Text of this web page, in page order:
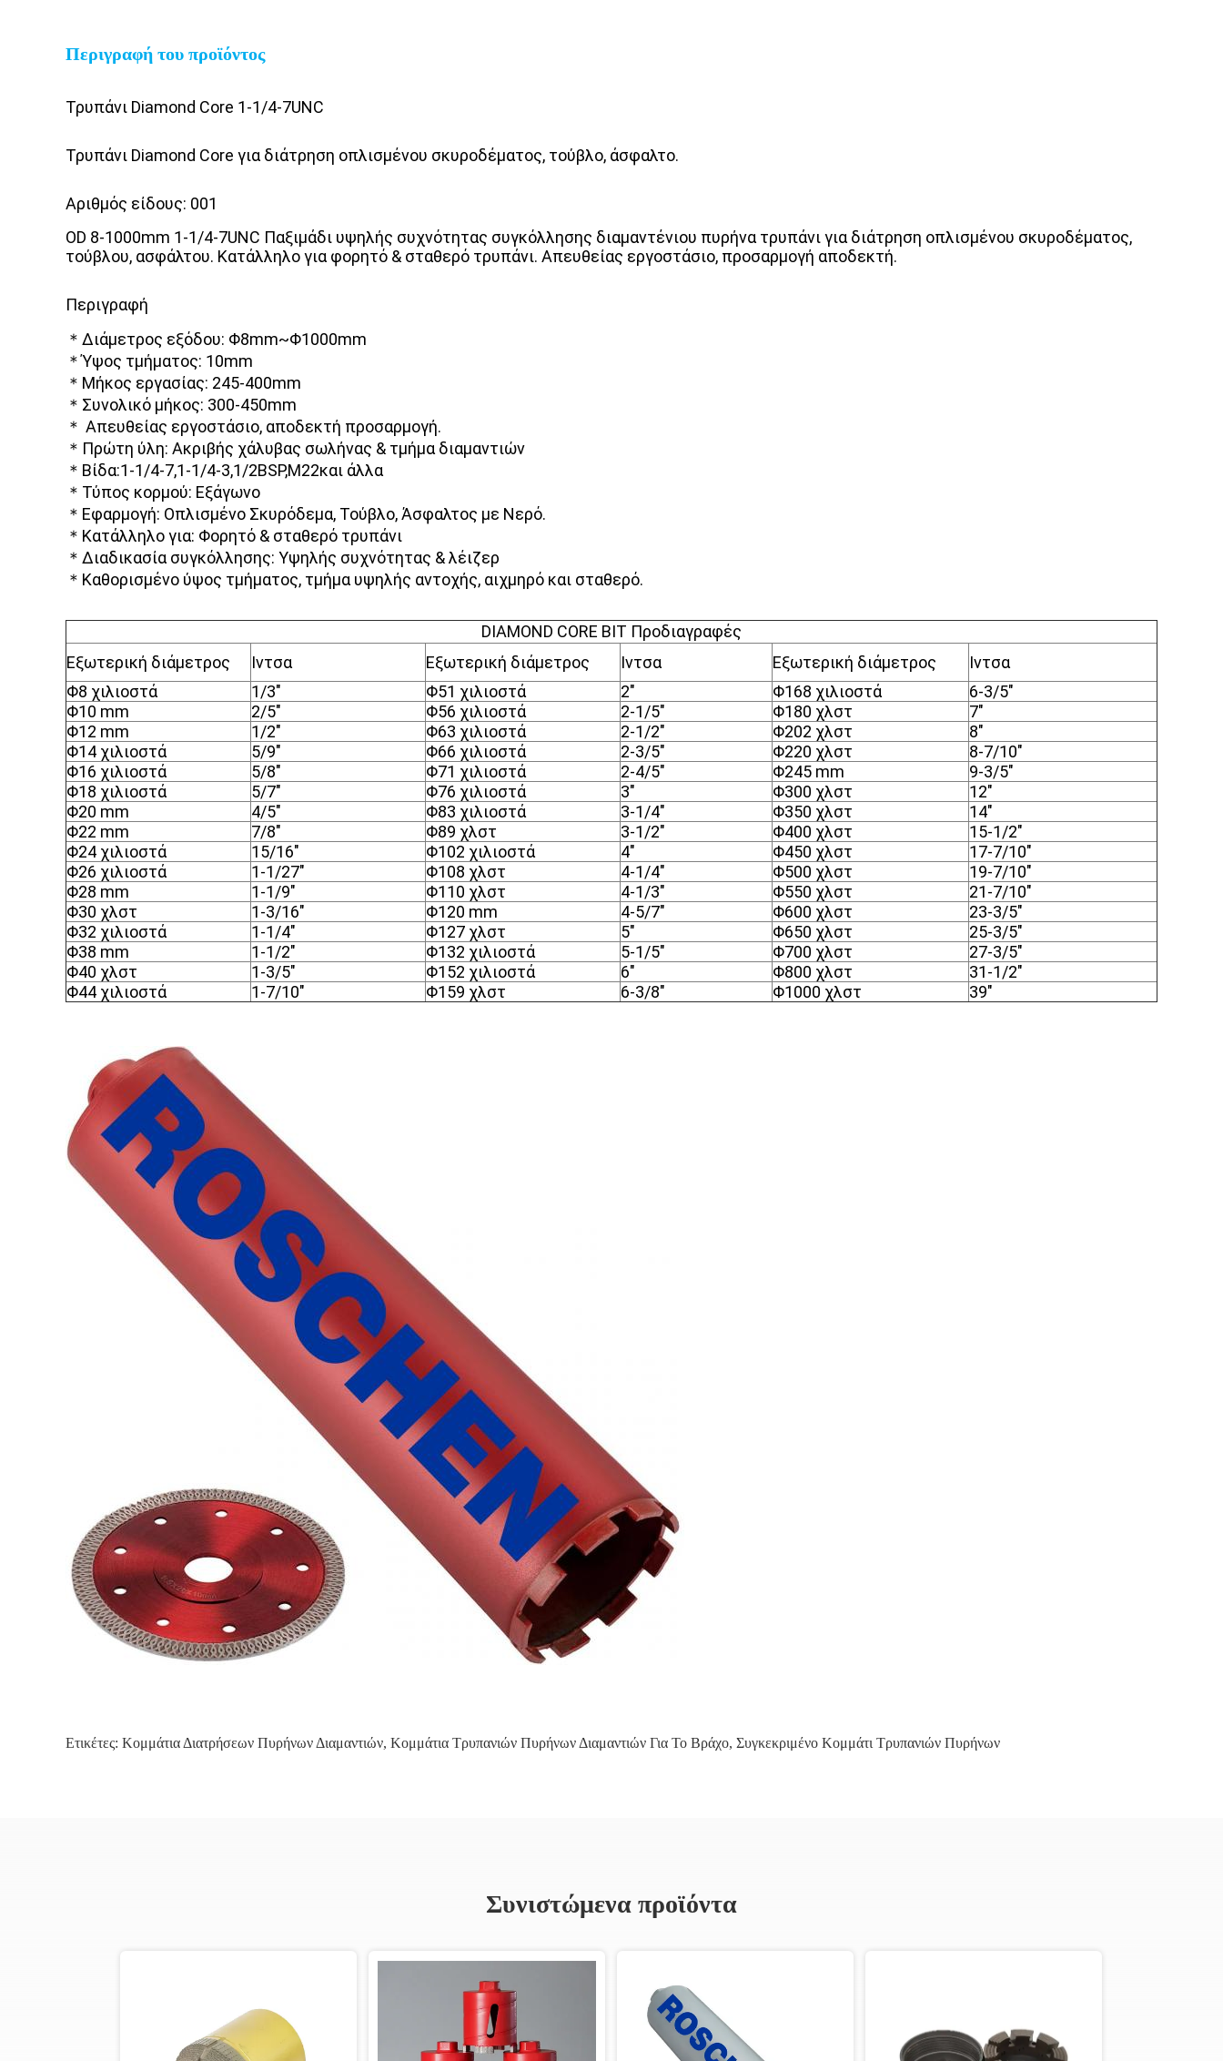
Περιγραφή του προϊόντος
Τρυπάνι Diamond Core 1-1/4-7UNC
Τρυπάνι Diamond Core για διάτρηση οπλισμένου σκυροδέματος, τούβλο, άσφαλτο.
Αριθμός είδους: 001
OD 8-1000mm 1-1/4-7UNC Παξιμάδι υψηλής συχνότητας συγκόλλησης διαμαντένιου πυρήνα τρυπάνι για διάτρηση οπλισμένου σκυροδέματος,
τούβλου, ασφάλτου. Κατάλληλο για φορητό & σταθερό τρυπάνι. Απευθείας εργοστάσιο, προσαρμογή αποδεκτή.
Περιγραφή
＊Διάμετρος εξόδου: Φ8mm~Φ1000mm
＊Ύψος τμήματος: 10mm
＊Μήκος εργασίας: 245-400mm
＊Συνολικό μήκος: 300-450mm
＊ Απευθείας εργοστάσιο, αποδεκτή προσαρμογή.
＊Πρώτη ύλη: Ακριβής χάλυβας σωλήνας & τμήμα διαμαντιών
＊Βίδα:1-1/4-7,1-1/4-3,1/2BSP,M22και άλλα
＊Τύπος κορμού: Εξάγωνο
＊Εφαρμογή: Οπλισμένο Σκυρόδεμα, Τούβλο, Άσφαλτος με Νερό.
＊Κατάλληλο για: Φορητό & σταθερό τρυπάνι
＊Διαδικασία συγκόλλησης: Υψηλής συχνότητας & λέιζερ
＊Καθορισμένο ύψος τμήματος, τμήμα υψηλής αντοχής, αιχμηρό και σταθερό.
DIAMOND CORE BIT Προδιαγραφές
Εξωτερική διάμετρος
Ιντσα Εξωτερική διάμετρος Ιντσα Εξωτερική διάμετρος
Ιντσα
Φ8 χιλιοστά 1/3" Φ51 χιλιοστά 2" Φ168 χιλιοστά
6-3/5"
Φ10 mm 2/5" Φ56 χιλιοστά 2-1/5" Φ180 χλστ
7"
Φ12 mm 1/2" Φ63 χιλιοστά 2-1/2" Φ202 χλστ
8"
Φ14 χιλιοστά 5/9" Φ66 χιλιοστά 2-3/5" Φ220 χλστ
8-7/10"
Φ16 χιλιοστά 5/8" Φ71 χιλιοστά 2-4/5" Φ245 mm
9-3/5"
Φ18 χιλιοστά 5/7" Φ76 χιλιοστά 3" Φ300 χλστ
12"
Φ20 mm 4/5" Φ83 χιλιοστά 3-1/4" Φ350 χλστ
14"
Φ22 mm 7/8" Φ89 χλστ 3-1/2" Φ400 χλστ
15-1/2"
Φ24 χιλιοστά 15/16" Φ102 χιλιοστά 4" Φ450 χλστ
17-7/10"
Φ26 χιλιοστά 1-1/27" Φ108 χλστ 4-1/4" Φ500 χλστ
19-7/10"
Φ28 mm 1-1/9" Φ110 χλστ 4-1/3" Φ550 χλστ
21-7/10"
Φ30 χλστ 1-3/16" Φ120 mm 4-5/7" Φ600 χλστ
23-3/5"
Φ32 χιλιοστά 1-1/4" Φ127 χλστ 5" Φ650 χλστ
25-3/5"
Φ38 mm 1-1/2" Φ132 χιλιοστά 5-1/5" Φ700 χλστ
27-3/5"
Φ40 χλστ 1-3/5" Φ152 χιλιοστά 6" Φ800 χλστ
31-1/2"
Φ44 χιλιοστά 1-7/10" Φ159 χλστ 6-3/8" Φ1000 χλστ 39"
Ετικέτες: Κομμάτια Διατρήσεων Πυρήνων Διαμαντιών, Κομμάτια Τρυπανιών Πυρήνων Διαμαντιών Για Το Βράχο, Συγκεκριμένο Κομμάτι Τρυπανιών Πυρήνων
Συνιστώμενα προϊόντα